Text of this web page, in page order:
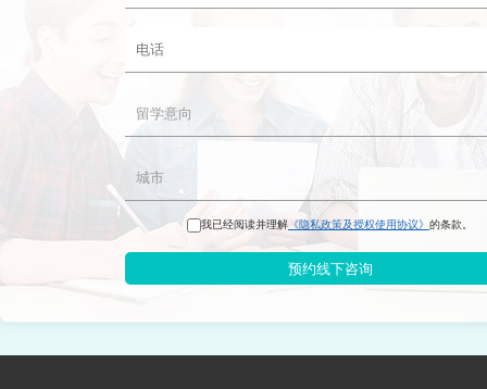
我已经阅读并理解 《隐私政策及授权使用协议》 的条款。
预约线下咨询